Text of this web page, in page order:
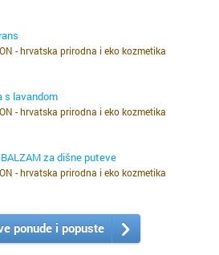
i organskom kozmetikom
dolazi od malih hrvatskih
u svakom proizvodu.
- hrvatska prirodna i eko kozmetika
s lavandom
- hrvatska prirodna i eko kozmetika
za dišne puteve
- hrvatska prirodna i eko kozmetika
ponude i popuste